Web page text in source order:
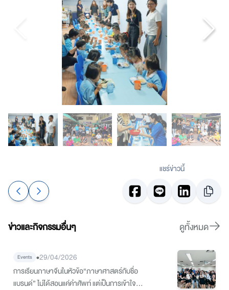
แชร์ข่าวนี้
ข่าวและกิจกรรมอื่นๆ ดูทั้งหมด
Events •29/04/2026
การเรียนภาษาจีนในหัวข้อ“ภาษาศาสตร์กับชื่อ
แบรนด์” ไม่ได้สอนแค่คำศัพท์ แต่เป็นการเข้าใจว่า